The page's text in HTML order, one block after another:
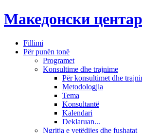
Македонски
Fillimi
Për punën tonë
Programet
Konsultime dhe trajnime
Për konsultimet dhe
Metodologjia
Tema
Konsultantë
Kalendari
Deklaruan...
Ngritja e vetëdijes dhe fushatat